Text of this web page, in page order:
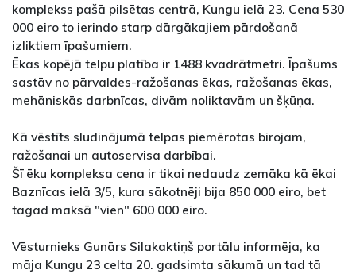
komplekss pašā pilsētas centrā, Kungu ielā 23. Cena 530
000 eiro to ierindo starp dārgākajiem pārdošanā
izliktiem īpašumiem.
Ēkas kopējā telpu platība ir 1488 kvadrātmetri. Īpašums
sastāv no pārvaldes-ražošanas ēkas, ražošanas ēkas,
mehāniskās darbnīcas, divām noliktavām un šķūņa.
Kā vēstīts sludinājumā telpas piemērotas birojam,
ražošanai un autoservisa darbībai.
Šī ēku kompleksa cena ir tikai nedaudz zemāka kā ēkai
Baznīcas ielā 3/5, kura sākotnēji bija 850 000 eiro, bet
tagad maksā "vien" 600 000 eiro.
Vēsturnieks Gunārs Silakaktiņš portālu informēja, ka
māja Kungu 23 celta 20. gadsimta sākumā un tad tā